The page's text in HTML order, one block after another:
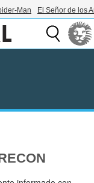
Man El Señor de los